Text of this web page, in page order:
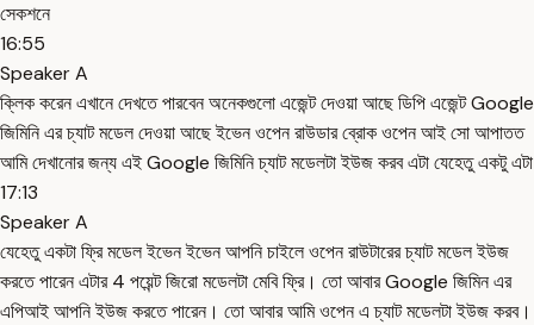
সেকশনে
16:55
Speaker A
ক্লিক করেন এখানে দেখতে পারবেন অনেকগুলো এজেন্ট দেওয়া আছে ডিপি এজেন্ট Google
জিমিনি এর চ্যাট মডেল দেওয়া আছে ইভেন ওপেন রাউডার ব্রোক ওপেন আই সো আপাতত
আমি দেখানোর জন্য এই Google জিমিনি চ্যাট মডেলটা ইউজ করব এটা যেহেতু একটু এটা
17:13
Speaker A
যেহেতু একটা ফ্রি মডেল ইভেন ইভেন আপনি চাইলে ওপেন রাউটারের চ্যাট মডেল ইউজ
করতে পারেন এটার 4 পয়েন্ট জিরো মডেলটা মেবি ফ্রি। তো আবার Google জিমিন এর
এপিআই আপনি ইউজ করতে পারেন। তো আবার আমি ওপেন এ চ্যাট মডেলটা ইউজ করব।